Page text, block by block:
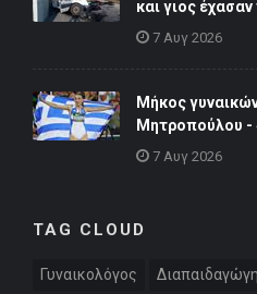
και γιος
7 Αυγ 2026
Μήκος
Μητροπούλου -
7 Αυγ 2026
TAG CLOUD
Γυναικολόγος